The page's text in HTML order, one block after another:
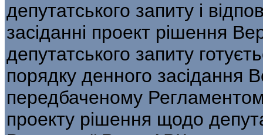
депутатського запиту і
засіданні проект рішення
депутатського запиту
порядку денного засідання
передбаченому
проекту рішення щодо